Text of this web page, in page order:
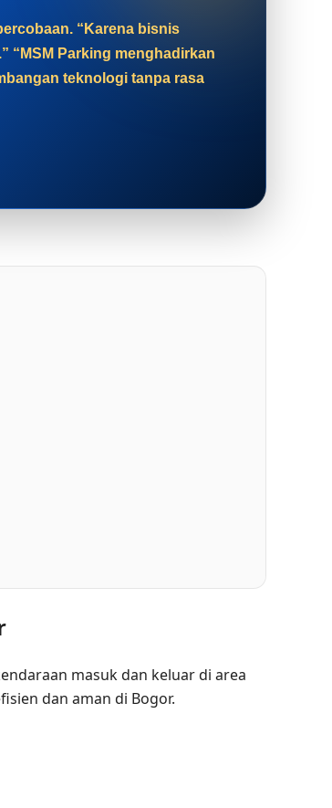
“Karena bisnis
“MSM Parking menghadirkan
teknologi tanpa rasa
masuk dan keluar di area
dan aman di Bogor.